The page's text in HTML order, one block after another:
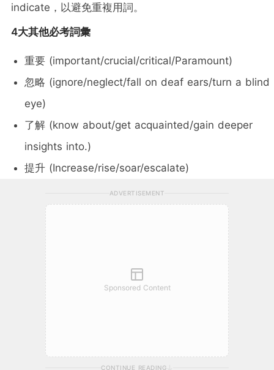
indicate，以避免重複用詞。
4大其他必考詞彙
重要 (important/crucial/critical/Paramount)
忽略 (ignore/neglect/fall on deaf ears/turn a blind
eye)
了解 (know about/get acquainted/gain deeper
insights into.)
提升 (Increase/rise/soar/escalate)
ADVERTISEMENT
Sponsored Content
CONTINUE READING